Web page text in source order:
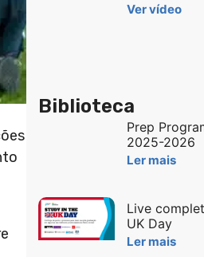
Ver vídeo
Biblioteca
Prep
2025-2026
Ler mais
Live
UK Day
Ler mais